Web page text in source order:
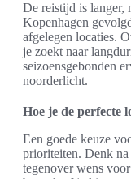
De reistijd is langer,
Kopenhagen
afgelegen locaties.
je zoekt naar
seizoensgebonden
noorderlicht.
Hoe je de perfecte
Een goede keuze
prioriteiten. Denk
tegenover wens